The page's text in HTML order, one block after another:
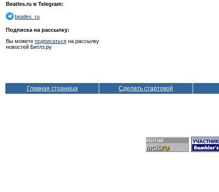
Beatles.ru в Telegram:
beatles_ru
Подписка на рассылку:
Вы можете подписаться на рассылку
новостей Битлз.ру
Главная страница Сделать стартовой